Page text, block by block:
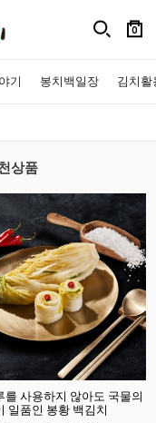
0
기 봉치백일장 김치
상품
를 사용하지 않아도 국물의
일품인 봉황 백김치